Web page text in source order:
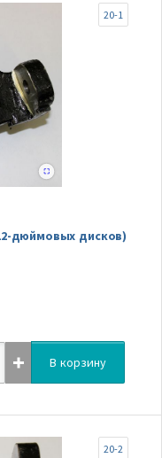
дюймовых дисков)
20-1
В корзину
20-2